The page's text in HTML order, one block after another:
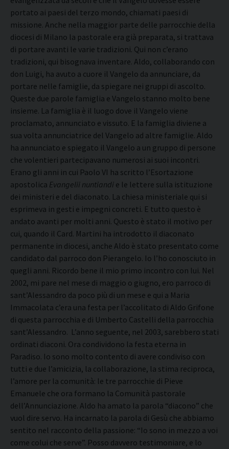
portato ai paesi del terzo mondo, chiamati paesi di
missione. Anche nella maggior parte delle parrocchie della
diocesi di Milano la pastorale era già preparata, si trattava
di portare avanti le varie tradizioni. Qui non c’erano
tradizioni, qui bisognava inventare. Aldo, collaborando con
don Luigi, ha avuto a cuore il Vangelo da annunciare, da
portare nelle famiglie, da spiegare nei gruppi di ascolto.
Queste due parole famiglia e Vangelo stanno molto bene
insieme. La famiglia è il luogo dove il Vangelo viene
proclamato, annunciato e vissuto. E la famiglia diviene a
sua volta annunciatrice del Vangelo ad altre famiglie. Aldo
ha annunciato e spiegato il Vangelo a un gruppo di persone
che volentieri partecipavano numerosi ai suoi incontri.
Erano gli anni in cui Paolo VI ha scritto l’Esortazione
apostolica Evangelii nuntiandi e le lettere sulla istituzione
dei ministeri e del diaconato. La chiesa ministeriale qui si
esprimeva in gesti e impegni concreti. E tutto questo è
andato avanti per molti anni. Questo è stato il motivo per
cui, quando il Card. Martini ha introdotto il diaconato
permanente in diocesi, anche Aldo è stato presentato come
candidato dal parroco don Pierangelo. Io l’ho conosciuto in
quegli anni. Ricordo bene il mio primo incontro con lui. Nel
2002, mi pare nel mese di maggio o giugno, ero parroco di
sant’Alessandro da poco più di un mese e qui a Maria
Immacolata c’era una festa per l’accolitato di Aldo Grifone
di questa parrocchia e di Umberto Castelli della parrocchia
sant’Alessandro. L’anno seguente, nel 2003, sarebbero stati
ordinati diaconi. Ora condividono la festa eterna in
Paradiso. Io sono molto contento di avere condiviso con
tutti e due l’amicizia, la collaborazione, la stima reciproca,
l’amore per la comunità: le tre parrocchie di Pieve
Emanuele che ora formano la Comunità pastorale
dell’Annunciazione. Aldo ha amato la parola “diacono” che
vuol dire servo. Ha incarnato la parola di Gesù che abbiamo
sentito nel racconto della passione: “Io sono in mezzo a voi
come colui che serve”. Posso davvero testimoniare, e lo